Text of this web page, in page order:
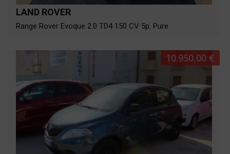
LAND ROVER
Range Rover Evoque 2.0 TD4 150 CV 5p. Pure
05/2016 171200 Diesel10.950,00 €